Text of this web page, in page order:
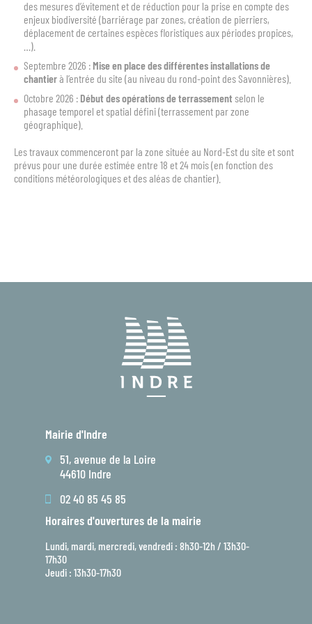
des mesures d’évitement et de réduction pour la prise en compte des
enjeux biodiversité (barriérage par zones, création de pierriers,
déplacement de certaines espèces floristiques aux périodes propices,
…).
Septembre 2026 : Mise en place des différentes installations de
chantierà l’entrée du site (au niveau du rond-point des Savonnières).
Octobre 2026 : Début des opérations de terrassement selon le
phasage temporel et spatial défini (terrassement par zone
géographique).
Les travaux commenceront par la zone située au Nord-Est du site et sont
prévus pour une durée estimée entre 18 et 24 mois (en fonction des
conditions météorologiques et des aléas de chantier).
Mairie d'Indre
51, avenue de la Loire
44610 Indre
02 40 85 45 85
Horaires d'ouvertures de la mairie
Lundi, mardi, mercredi, vendredi : 8h30-12h / 13h30-
17h30
Jeudi : 13h30-17h30